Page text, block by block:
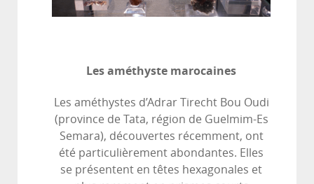
Les améthyste marocaines
Les améthystes d’Adrar Tirecht Bou Oudi
(province de Tata, région de Guelmim-Es
Semara), découvertes récemment, ont
été particulièrement abondantes. Elles
se présentent en têtes hexagonales et